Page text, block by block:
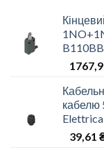
кабелю
Elettrica
39,61